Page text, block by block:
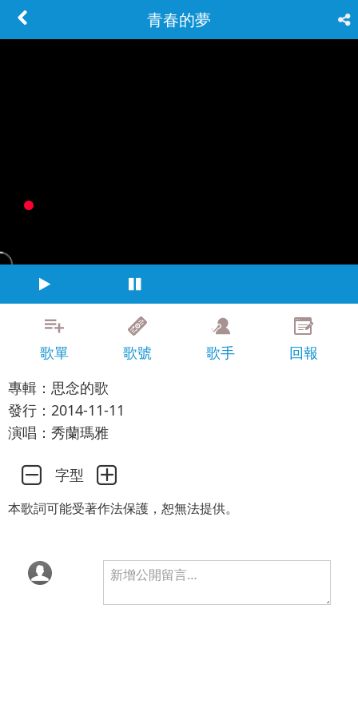
青春的夢
歌單 歌號 歌手
回報
專輯：思念的歌
發行：2014-11-11
演唱：秀蘭瑪雅
字型
本歌詞可能受著作法保護，恕無法提供。